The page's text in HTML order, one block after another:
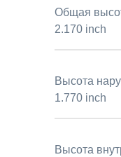
Общая
2.170 inch
Высота
1.770 inch
Высота